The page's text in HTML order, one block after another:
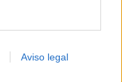
Aviso legal